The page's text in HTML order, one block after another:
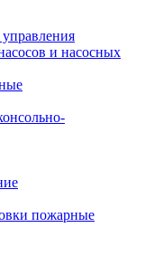
и насосных
пожарные